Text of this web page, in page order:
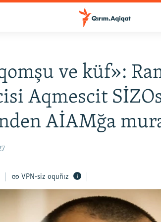
ve küf»:
Aqmescit
AİAMğa
VPN-siz oquñız